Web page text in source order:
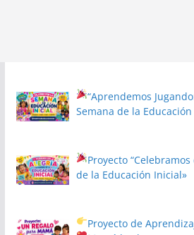
“Aprendemos
Semana de la
Proyecto
de la Educación Inicial»
Proyecto de